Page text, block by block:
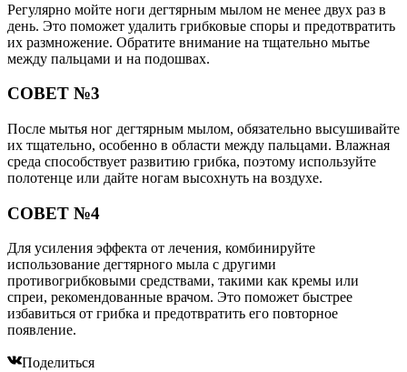
Регулярно мойте ноги дегтярным мылом не менее двух раз в
день. Это поможет удалить грибковые споры и предотвратить
их размножение. Обратите внимание на тщательно мытье
между пальцами и на подошвах.
СОВЕТ №3
После мытья ног дегтярным мылом, обязательно высушивайте
их тщательно, особенно в области между пальцами. Влажная
среда способствует развитию грибка, поэтому используйте
полотенце или дайте ногам высохнуть на воздухе.
СОВЕТ №4
Для усиления эффекта от лечения, комбинируйте
использование дегтярного мыла с другими
противогрибковыми средствами, такими как кремы или
спреи, рекомендованные врачом. Это поможет быстрее
избавиться от грибка и предотвратить его повторное
появление.
Поделиться